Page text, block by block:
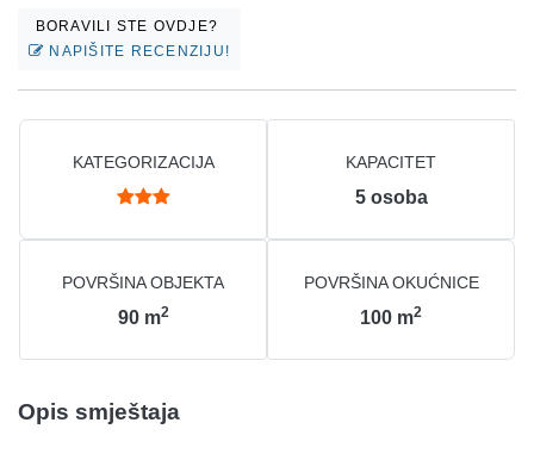
BORAVILI STE OVDJE?
NAPIŠITE RECENZIJU!
KATEGORIZACIJA KAPACITET
5 osoba
POVRŠINA OBJEKTA
90 m2
POVRŠINA OKUĆNICE
100 m2
Opis smještaja